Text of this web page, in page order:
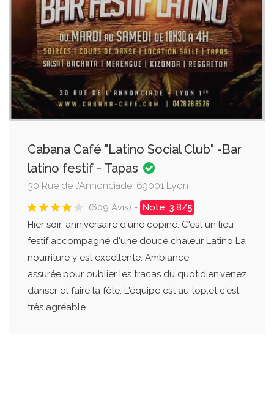
Cabana Café "Latino Social Club" -Bar
latino festif - Tapas
30 Rue de l'Annonciade, 69001 Lyon
(609 Avis) - Note: 3.8/5
Hier soir, anniversaire d'une copine. C'est un lieu
festif accompagné d'une douce chaleur Latino La
nourriture y est excellente. Ambiance
assurée,pour oublier les tracas du quotidien,venez
danser et faire la fête. L'équipe est au top,et c'est
très agréable......